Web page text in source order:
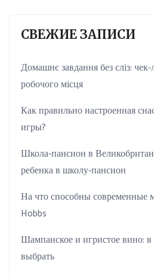
СВЕЖИЕ ЗАПИСИ
Домашнє завдання без сліз: чек-
робочого місця
Как правильно настроенная
игры?
Школа-пансион в
ребенка в школу-пансион
На что способны современные
Hobbs
Шампанское и игристое вино:
выбрать